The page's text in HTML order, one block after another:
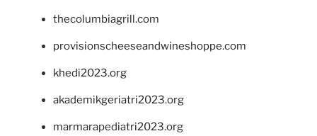
thecolumbiagrill.com
provisionscheeseandwineshoppe.com
khedi2023.org
akademikgeriatri2023.org
marmarapediatri2023.org